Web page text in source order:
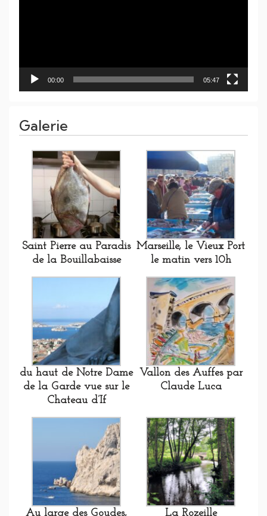
00:00 05:47
Galerie
Saint Pierre au Paradis
de la Bouillabaisse
Marseille, le Vieux Port
le matin vers 10h
du haut de Notre Dame
de la Garde vue sur le
Chateau d’If
Vallon des Auffes par
Claude Luca
Au large des Goudes,
La Rozeille